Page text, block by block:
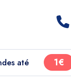
até 1€